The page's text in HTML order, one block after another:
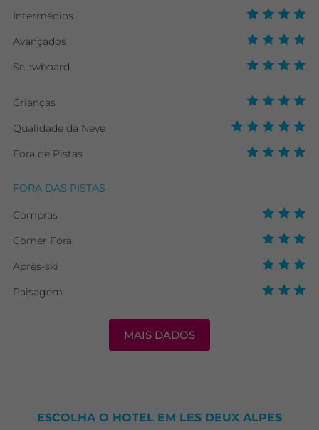
Intermédios
Avançados
Snowboard
Crianças
Qualidade da Neve
Fora de Pistas
FORA DAS PISTAS
Compras
Comer Fora
Après-ski
Paisagem
MAIS DADOS
ESCOLHA O HOTEL EM LES DEUX ALPES